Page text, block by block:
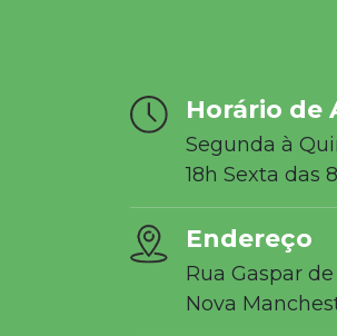
Horário de
Segunda à
18h Sexta das
Endereço
Rua Gaspar
Nova